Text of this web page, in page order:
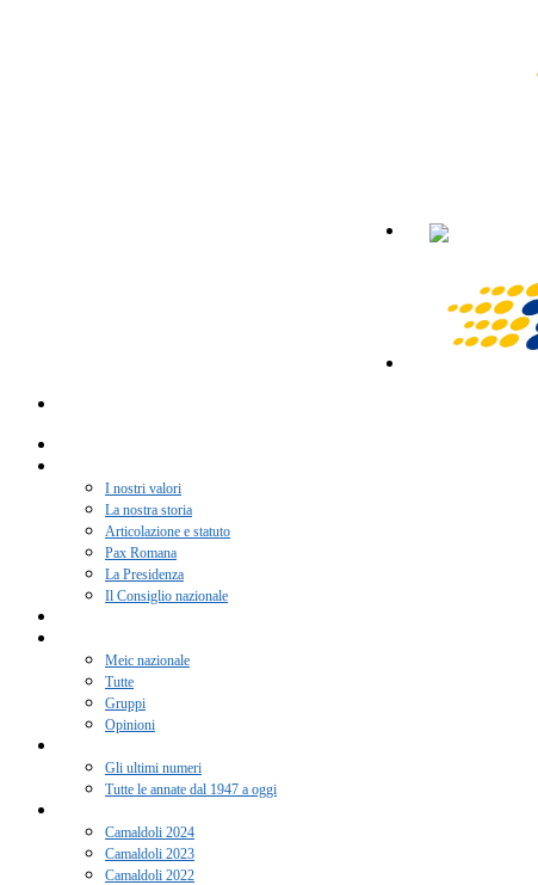
I nostri valori
La nostra storia
Articolazione e statuto
Pax Romana
La Presidenza
Il Consiglio nazionale
Meic nazionale
Tutte
Gruppi
Opinioni
Gli ultimi numeri
Tutte le annate dal 1947 a oggi
Camaldoli 2024
Camaldoli 2023
Camaldoli 2022